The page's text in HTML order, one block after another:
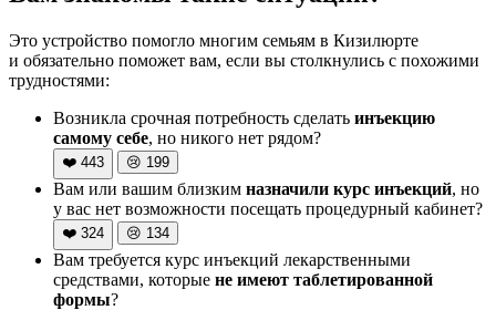
Это устройство помогло многим семьям в Кизилюрте
и обязательно поможет вам, если вы столкнулись с похожими
трудностями:
Возникла срочная потребность сделать инъекцию
самому себе, но никого нет рядом?
❤️ 443 😢 199
Вам или вашим близким назначили курс инъекций, но
у вас нет возможности посещать процедурный кабинет?
❤️ 324 😢 134
Вам требуется курс инъекций лекарственными
средствами, которые не имеют таблетированной
формы?